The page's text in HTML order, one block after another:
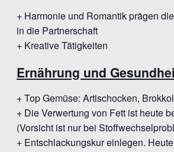
+ Harmonie und Romantik prägen
in die Partnerschaft
+ Kreative Tätigkeiten
Ernährung und
+ Top Gemüse: Artischocken,
+ Die Verwertung von Fett ist heute
(Vorsicht ist nur bei
+ Entschlackungskur einlegen.